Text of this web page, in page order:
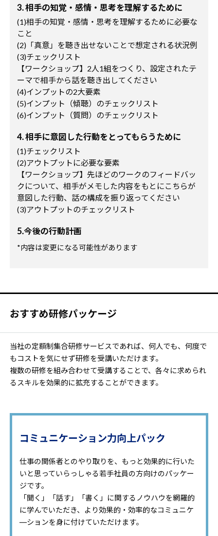
3. 相手の知覚・感情・思考を理解するために
(1)相手の知覚・感情・思考を理解するために必要な
こと
(2)「真意」を聴き出せないことで想定される状況例
(3)チェックリスト
【ワークショップ】2人1組をつくり、設定されたテ
ーマで相手から話を聴き出してください
(4)インプットの2大要素
(5)インプット（傾聴）のチェックリスト
(6)インプット（質問）のチェックリスト
4. 相手に意図した行動をとってもらうために
(1)チェックリスト
(2)アウトプットに必要な要素
【ワークショップ】先ほどのワークのフィードバッ
クについて、相手がメモした内容をもとにこちらが
意図した行動、話の構成を振り返ってください
(3)アウトプットのチェックリスト
5.今後の行動計画
*内容は変更になる可能性があります
おすすめ研修パッケージ
当社の定額制集合研修サービスであれば、何人でも、何度で
もコストを気にせず研修を受講いただけます。
複数の研修を組み合わせて受講することで、各々に求められ
るスキルを効果的に拡充することができます。
コミュニケーション力向上パック
仕事の関係者とのやり取りを、もっと効果的に行いた
いと思っていらっしゃる若手社員の方向けのパッケー
ジです。
「聞く」「話す」「書く」に関するノウハウを網羅的
に学んでいただき、より効果的・効率的なコミュニケ
―ションを身に付けていただけます。